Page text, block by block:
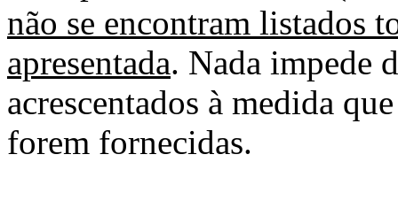
não se encontram listados
apresentada. Nada impede
acrescentados à medida
forem fornecidas.